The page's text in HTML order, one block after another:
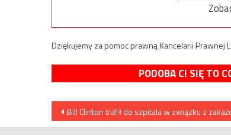
Dziękujemy za pomoc prawną Kancelarii Prawnej
PODOBA CI SIĘ TO
Nawigacja
Bill Clinton trafił do szpitala w związku z